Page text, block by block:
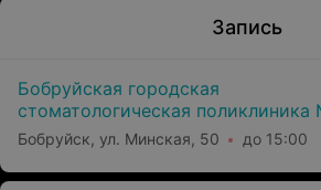
Запись
Бобруйская городская
стоматологическая поликлиника
Бобруйск, ул. Минская, 50 до 15:00